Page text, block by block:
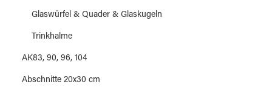
Glaswürfel & Quader & Glaskugeln
Trinkhalme
AK83, 90, 96, 104
Abschnitte 20x30 cm